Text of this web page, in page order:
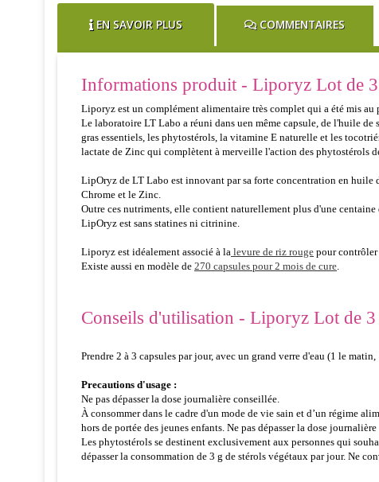
EN SAVOIR PLUS COMMENTAIRES
Informations produit - Liporyz Lot de
Liporyz est un complément alimentaire très complet qui a été mis au
Le laboratoire LT Labo a réuni dans uen même capsule, de l'huile
gras essentiels, les phytostérols, la vitamine E naturelle et les
lactate de Zinc qui complètent à merveille l'action des phytostérols
LipOryz de LT Labo est innovant par sa forte concentration en
Chrome et le Zinc.
Outre ces nutriments, elle contient naturellement plus d'une centaine
LipOryz est sans statines ni citrinine.
Liporyz est idéalement associé à la levure de riz rouge pour contrôler
Existe aussi en modèle de 270 capsules pour 2 mois de cure
Conseils d'utilisation - Liporyz Lot de
Prendre 2 à 3 capsules par jour, avec un grand verre d'eau (1 le
Precautions d'usage :
Ne pas dépasser la dose journalière conseillée.
À consommer dans le cadre d'un mode de vie sain et d’un régime
hors de portée des jeunes enfants. Ne pas dépasser la dose journalière
Les phytostérols se destinent exclusivement aux personnes qui
dépasser la consommation de 3 g de stérols végétaux par jour. Ne